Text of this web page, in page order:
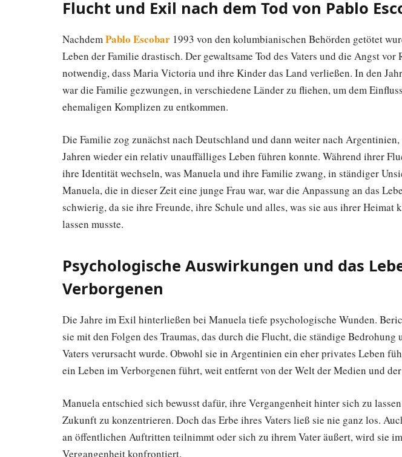
Flucht und Exil nach dem Tod von Pablo
NachdemPablo Escobar 1993 von den kolumbianischen Behörden getötet
Leben der Familie drastisch. Der gewaltsame Tod des Vaters und die Angst vor
notwendig, dass Maria Victoria und ihre Kinder das Land verließen. In den
war die Familie gezwungen, in verschiedene Länder zu fliehen, um dem
ehemaligen Komplizen zu entkommen.
Die Familie zog zunächst nach Deutschland und dann weiter nach Argentinien,
Jahren wieder ein relativ unauffälliges Leben führen konnte. Während ihrer
ihre Identität wechseln, was Manuela und ihre Familie zwang, in ständiger
Manuela, die in dieser Zeit eine junge Frau war, war die Anpassung an das
schwierig, da sie ihre Freunde, ihre Schule und alles, was sie aus ihrer Heimat
lassen musste.
Psychologische Auswirkungen und das
Verborgenen
Die Jahre im Exil hinterließen bei Manuela tiefe psychologische Wunden.
sie mit den Folgen des Traumas, das durch die Flucht, die ständige Bedrohung
Vaters verursacht wurde. Obwohl sie in Argentinien ein eher privates Leben
ein Leben im Verborgenen führt, weit entfernt von der Welt der Medien und
Manuela entschied sich bewusst dafür, ihre Vergangenheit hinter sich zu
Zukunft zu konzentrieren. Doch das Erbe ihres Vaters ließ sie nie ganz los.
an öffentlichen Auftritten teilnimmt oder sich zu ihrem Vater äußert, wird sie
Vergangenheit konfrontiert.